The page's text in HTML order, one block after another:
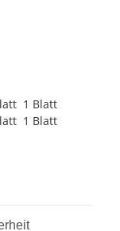
1 Blatt
1 Blatt